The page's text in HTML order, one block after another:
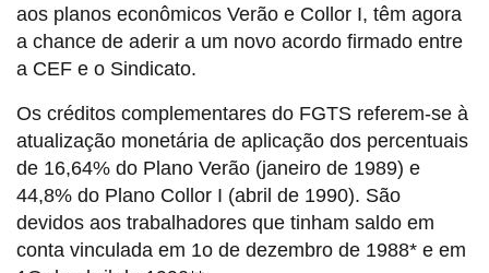
aos planos econômicos Verão e Collor I, têm agora
a chance de aderir a um novo acordo firmado entre
a CEF e o Sindicato.
Os créditos complementares do FGTS referem-se à
atualização monetária de aplicação dos percentuais
de 16,64% do Plano Verão (janeiro de 1989) e
44,8% do Plano Collor I (abril de 1990). São
devidos aos trabalhadores que tinham saldo em
conta vinculada em 1o de dezembro de 1988* e em